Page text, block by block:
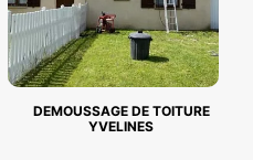
DEMOUSSAGE DE TOITURE
YVELINES